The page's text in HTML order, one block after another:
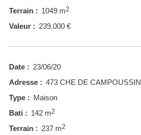
Terrain : 1049 m2
Valeur : 239.000 €
Date : 23/06/20
Adresse : 473 CHE DE CAMPOUSSIN
Type : Maison
Bati : 142 m2
Terrain : 237 m2